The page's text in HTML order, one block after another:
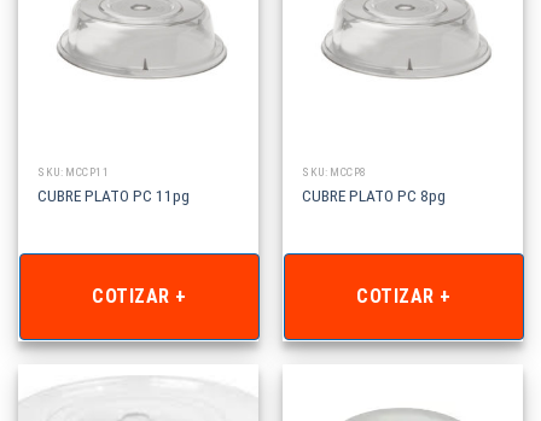
SKU: MCCP11
CUBRE PLATO PC 11pg
COTIZAR +
SKU: MCCP8
CUBRE PLATO PC 8pg
COTIZAR +